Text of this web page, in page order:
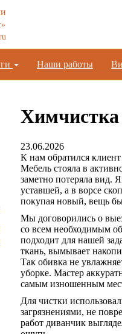
Наши работы
Химчистка
23.06.2026
К нам обратился клиент
Мебель стояла в
заметно потеряла вид.
уставшей, а в ворсе
покупая новый, вещь
Мы договорились о
со всем необходимым
подходит для нашей
ткань, вымывает
Так обивка не
уборке. Мастер
самым изношенным
Для чистки
загрязнениями, не
работ диванчик